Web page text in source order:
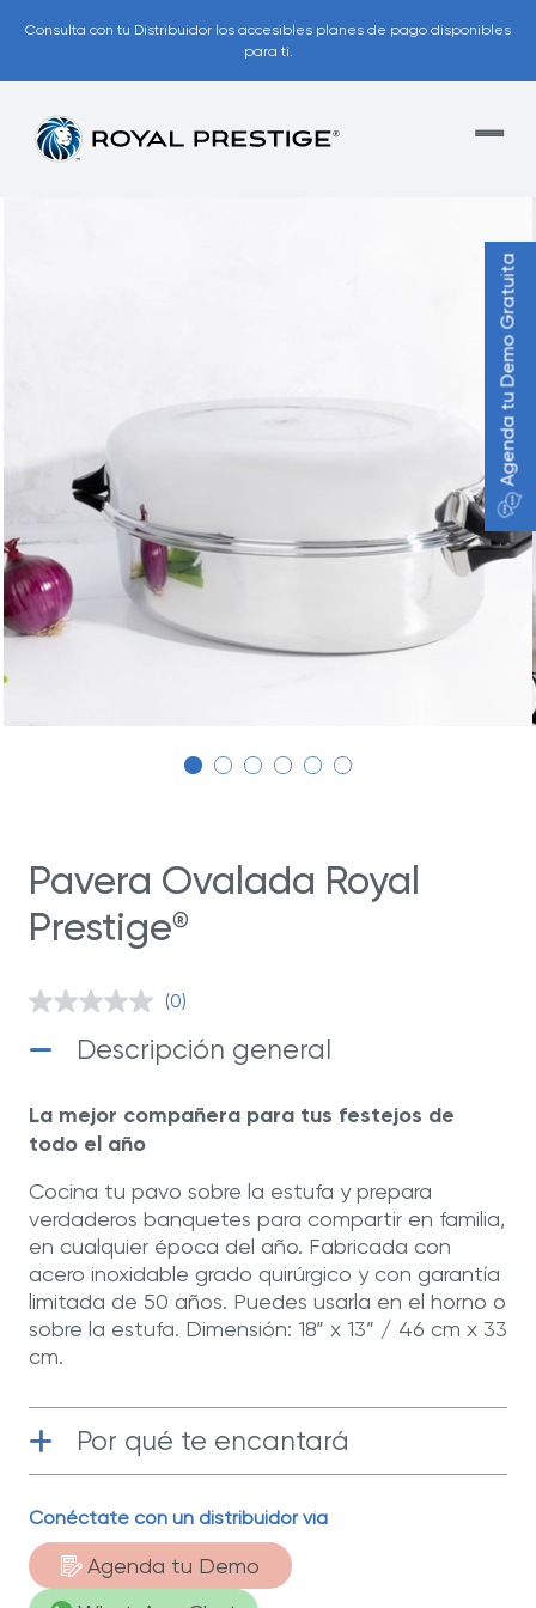
Consulta con tu Distribuidor los accesibles planes de pago disponibles
para ti.
Pavera Ovalada Royal
Prestige®
Sin
Enlace
misma
página.
(0)
Descripción general
La mejor compañera para tus festejos de
todo el año
Cocina tu pavo sobre la estufa y prepara
verdaderos banquetes para compartir en familia,
en cualquier época del año. Fabricada con
acero inoxidable grado quirúrgico y con garantía
limitada de 50 años. Puedes usarla en el horno o
sobre la estufa. Dimensión: 18” x 13” / 46 cm x 33
cm.
Por qué te encantará
Acero inoxidable grado quirúrgico
Durable y resistente gracias a su
fabricación en acero inoxidable grado
quirúrgico, el mejor material para cocinar.
Conéctate con un distribuidor vía
Agenda tu Demo
Agenda tu Demo Gratuita